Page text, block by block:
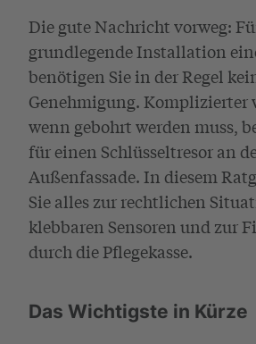
Die gute Nachricht vorweg:
grundlegende Installation
benötigen Sie in der Regel
Genehmigung. Komplizierter
wenn gebohrt werden muss,
für einen Schlüsseltresor an
Außenfassade. In diesem
Sie alles zur rechtlichen
klebbaren Sensoren und zur
durch die Pflegekasse.
Das Wichtigste in Kürze